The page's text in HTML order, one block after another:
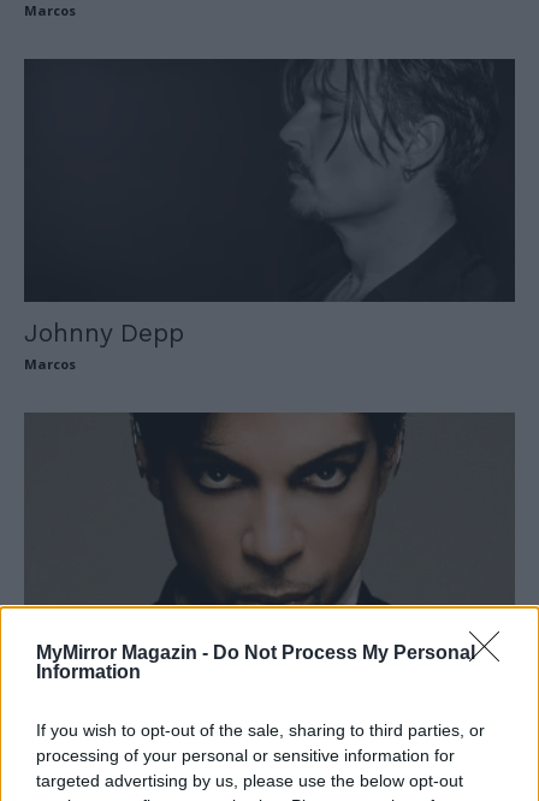
MyMirror Magazin - Do Not Process My Personal
Information
If you wish to opt-out of the sale, sharing to third parties, or
processing of your personal or sensitive information for
targeted advertising by us, please use the below opt-out
Marcos
Johnny Depp
Marcos
Prince